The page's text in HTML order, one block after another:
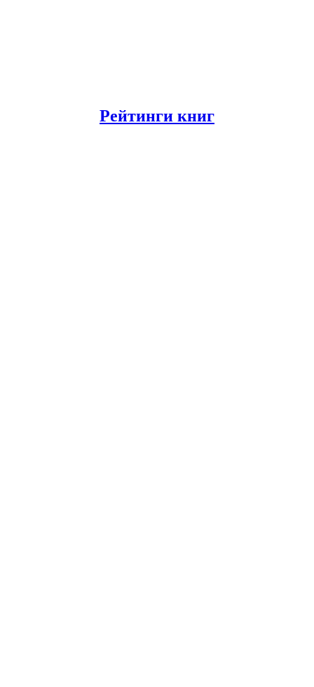
Рейтинги книг